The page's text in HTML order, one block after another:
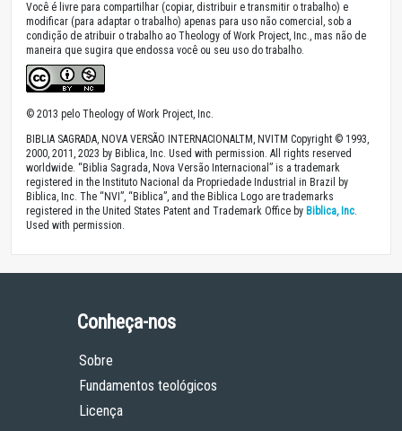
Você é livre para compartilhar (copiar, distribuir e transmitir o trabalho) e
modificar (para adaptar o trabalho) apenas para uso não comercial, sob a
condição de atribuir o trabalho ao Theology of Work Project, Inc., mas não de
maneira que sugira que endossa você ou seu uso do trabalho.
© 2013 pelo Theology of Work Project, Inc.
BIBLIA SAGRADA, NOVA VERSÃO INTERNACIONALTM, NVITM Copyright © 1993,
2000, 2011, 2023 by Biblica, Inc. Used with permission. All rights reserved
worldwide. “Biblia Sagrada, Nova Versão Internacional” is a trademark
registered in the Instituto Nacional da Propriedade Industrial in Brazil by
Biblica, Inc. The “NVI”, “Biblica”, and the Biblica Logo are trademarks
registered in the United States Patent and Trademark Office by Biblica, Inc.
Used with permission.
Conheça-nos
Sobre
Fundamentos teológicos
Licença